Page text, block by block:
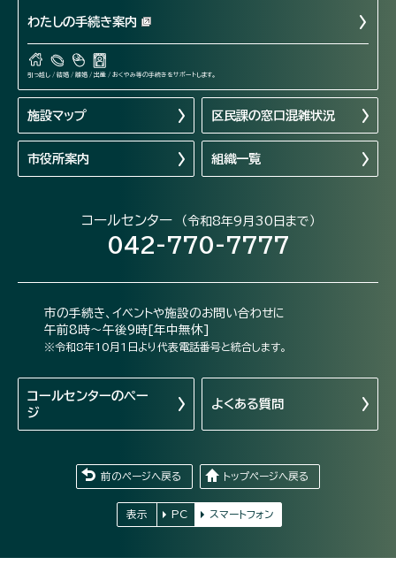
わたしの手続き案内
引っ越し / 結婚 / 離婚 / 出産 / おくやみ等の手続きをサポートします。
施設マップ 区民課の窓口混雑状況
市役所案内 組織一覧
コールセンター （令和8年9月30日まで）
042-770-7777
市の手続き、イベントや施設のお問い合わせに
午前8時～午後9時[年中無休]
※令和8年10月1日より代表電話番号と統合します。
コールセンターのペー
ジ
よくある質問
前のページへ戻る トップページへ戻る
表示 PC スマートフォン